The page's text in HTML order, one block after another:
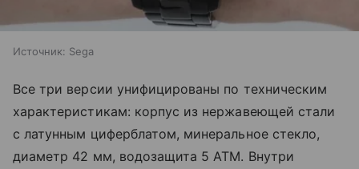
Источник: Sega
Все три версии унифицированы по техническим
характеристикам: корпус из нержавеющей стали
с латунным циферблатом, минеральное стекло,
диаметр 42 мм, водозащита 5 ATM. Внутри